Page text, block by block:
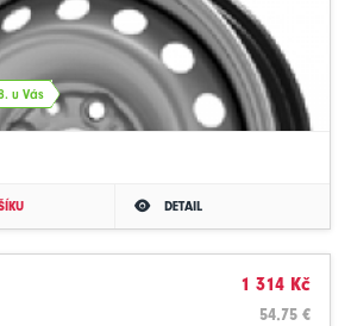
u Vás
DETAIL
1 314 Kč
54.75 €